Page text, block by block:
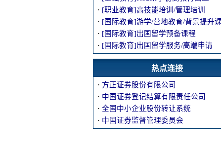
· [职业教育]高技能培训/管理培训
· [国际教育]游学/营地教育/背景提升
· [国际教育]出国留学预备课程
· [国际教育]出国留学服务/高端申请
热点连接
· 方正证券股份有限公司
· 中国证券登记结算有限责任公司
· 全国中小企业股份转让系统
· 中国证券监督管理委员会